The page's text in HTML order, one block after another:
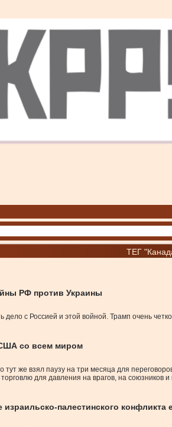
ТЕГ
РФ против Украины
с Россией и этой войной. Трамп очень
США со всем миром
же взял паузу на три месяца для
для давления на врагов, на союзников
палестинского конфликта